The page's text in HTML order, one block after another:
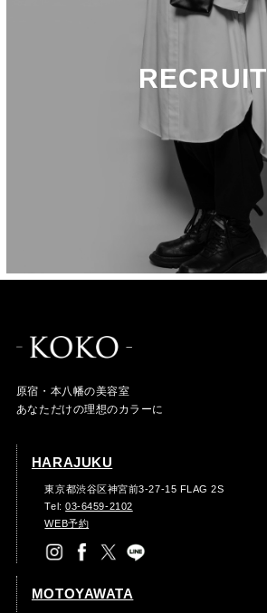
RECRUIT
原宿・本八幡の美容室
あなただけの理想のカラーに
HARAJUKU
東京都渋谷区神宮前3-27-15 FLAG 2S
Tel:03-6459-2102
WEB予約
MOTOYAWATA